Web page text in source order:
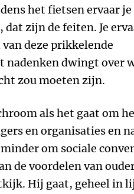
het fietsen ervaar je
zijn de feiten. Je
deze prikkelende
nadenken dwingt over
zou moeten zijn.
als het gaat om
en organisaties en
om sociale
de voordelen van
Hij gaat, geheel in